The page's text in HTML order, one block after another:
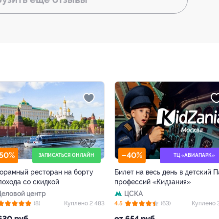
ТЦ «АВИАПАРК»
на весь день в детский Парк
«Кидзания»
ЦСКА
(63) Куплено 3 582
–64%
МРТ в «Европейском
диагностическом центре»
со скидкой
Павелецкая
+1